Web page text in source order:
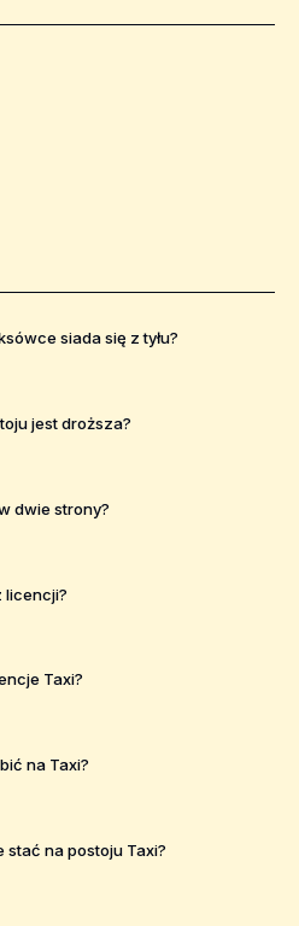
siada się z tyłu?
jest droższa?
dwie strony?
licencji?
Taxi?
na Taxi?
stać na postoju Taxi?